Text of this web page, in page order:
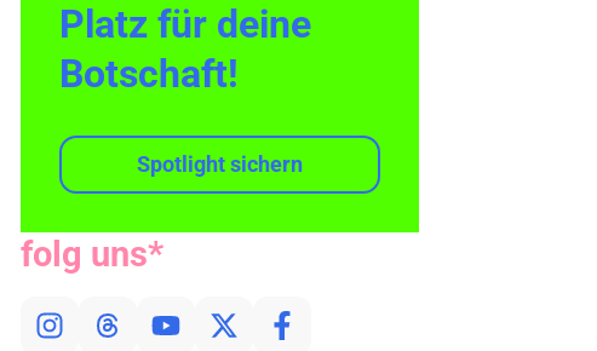
Platz für deine
Botschaft!
Spotlight sichern
folg uns*